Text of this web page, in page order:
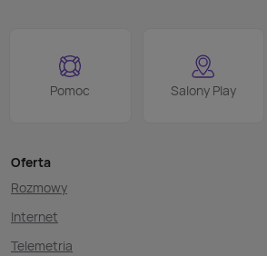
Pomoc Salony Play
Oferta
Rozmowy
Internet
Telemetria